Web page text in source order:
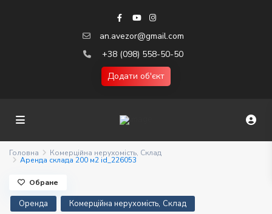
an.avezor@gmail.com
+38 (098) 558-50-50
Додати об'єкт
Головна Комерційна нерухомість, Склад
Аренда склада 200 м2 id_226053
Оренда Комерційна нерухомість, Склад
Обране